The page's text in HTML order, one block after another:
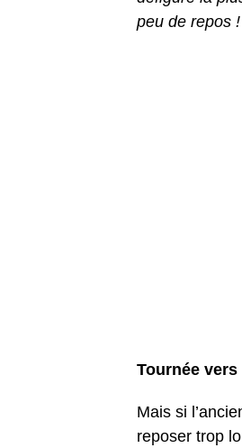
peu de repos !
Tournée vers
Mais si
reposer trop